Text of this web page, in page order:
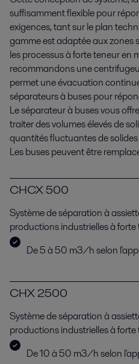
suffisamment flexible pour
exigences, tant sur le plan
gamme est adaptée aux zones
les processus à forte teneur en
recommandons une
permet une évacuation
séparateurs à buses pour
Le séparateur à buses vous
traiter des volumes élevés de
quantités fluctuantes de
Les buses peuvent être
CHCX 500
Système de séparation à
productions industrielles à forte
De 5 à 50 m3/h selon
CHX 2500
Système de séparation à
productions industrielles à forte
De 10 à 50 m3/h selon